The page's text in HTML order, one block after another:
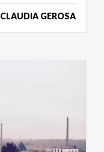
CLAUDIA GEROSA